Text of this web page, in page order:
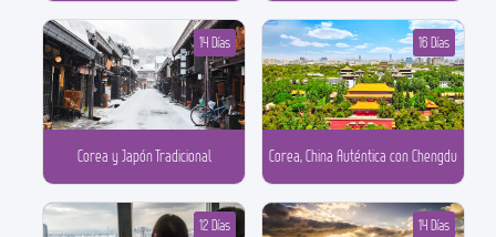
Corea y Japón Tradicional
14 Días
Corea, China Auténtica con Chengdu
16 Días
12 Días 14 Días